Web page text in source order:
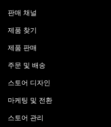
판매 채널
제품 찾기
제품 판매
주문 및 배송
스토어 디자인
마케팅 및 전환
스토어 관리